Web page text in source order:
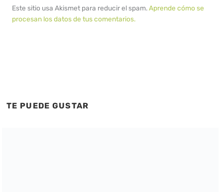
Este sitio usa Akismet para reducir el spam.Aprende cómo se
procesan los datos de tus comentarios.
TE PUEDE GUSTAR